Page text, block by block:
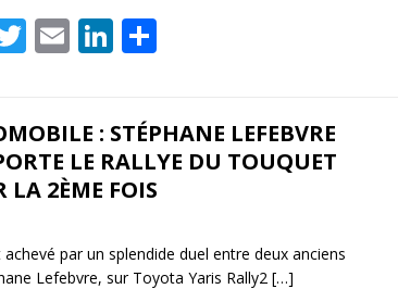
T
er
E
l
Li
e
dI
n
g
er
: STÉPHANE LEFEBVRE
LE RALLYE DU TOUQUET
LA 2ÈME FOIS
par un splendide duel entre deux anciens
Lefebvre, sur Toyota Yaris Rally2 […]